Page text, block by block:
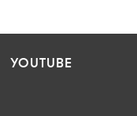
YOUTUBE